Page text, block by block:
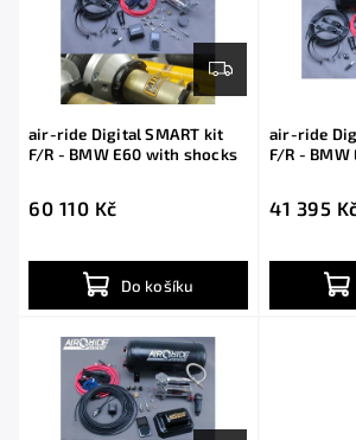
air-ride Digital SMART kit
F/R - BMW E60 with shocks
60 110 Kč
Do košíku
air-ride
F/R - BMW
41 395